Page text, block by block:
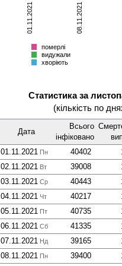
померлі
видужали
хворіють
Всього
01.11.2021 08.11.2021
померлі
видужали
хворіють
Статистика за
(кількість по
Дата
Всього
інфі­ковано
01.11.2021 Пн 40402
02.11.2021 Вт 39008
03.11.2021 Ср 40443
04.11.2021 Чт 40217
05.11.2021 Пт 40735
06.11.2021 Сб 41335
07.11.2021 Нд 39165
08.11.2021 Пн 39400